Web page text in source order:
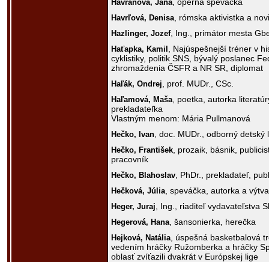
Havranová, Jana
Havrľová, Denisa , rómska aktivistka a
Hazlinger, Jozef, Ing., primátor mesta
Haťapka, Kamil
, Najúspešnejší tréner v
cyklistiky, politik SNS, bývalý poslanec
zhromaždenia ČSFR a NR SR, diplomat
Haľák, Ondrej , prof. MUDr., CSc.
Haľamová, Maša , poetka, autorka
prekladateľka
Vlastným menom: Mária Pullmanová
Hečko, Ivan , doc. MUDr., odborný detský
Hečko, František , prozaik, básnik,
pracovník
Hečko, Blahoslav , PhDr., prekladateľ,
Hečková, Júlia , speváčka, autorka a
Heger, Juraj , Ing., riaditeľ vydavateľstva
Hegerová, Hana , šansonierka, herečka
Hejková, Natália , úspešná basketbalová
vedením hráčky Ružomberka a hráčky
oblasť zvíťazili dvakrát v Európskej lige